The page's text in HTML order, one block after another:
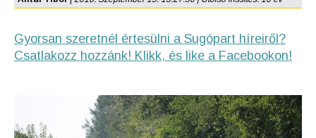
Gyorsan szeretnél értesülni a Sugópart híreiről?
Csatlakozz hozzánk! Klikk, és like a Facebookon!